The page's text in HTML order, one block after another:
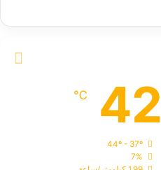
42
℃
44º - 37º
7%